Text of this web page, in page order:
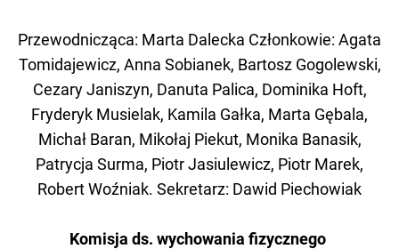
Przewodnicząca: Marta Dalecka Członkowie: Agata
Tomidajewicz, Anna Sobianek, Bartosz Gogolewski,
Cezary Janiszyn, Danuta Palica, Dominika Hoft,
Fryderyk Musielak, Kamila Gałka, Marta Gębala,
Michał Baran, Mikołaj Piekut, Monika Banasik,
Patrycja Surma, Piotr Jasiulewicz, Piotr Marek,
Robert Woźniak. Sekretarz: Dawid Piechowiak
Komisja ds. wychowania fizycznego